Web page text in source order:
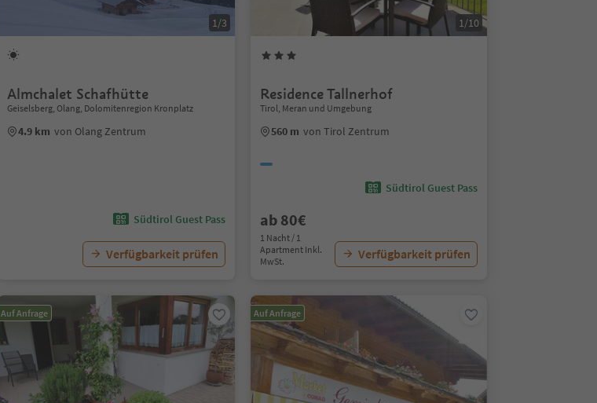
1/3
Almchalet Schafhütte
Geiselsberg, Olang, Dolomitenregion Kronplatz
4.9 km von Olang Zentrum
Südtirol Guest Pass
Verfügbarkeit prüfen
1/10
Residence Tallnerhof
Tirol, Meran und Umgebung
560 m von Tirol Zentrum
Südtirol Guest Pass
ab 80€
1 Nacht / 1
Apartment Inkl.
MwSt.
Verfügbarkeit prüfen
Auf Anfrage Auf Anfrage